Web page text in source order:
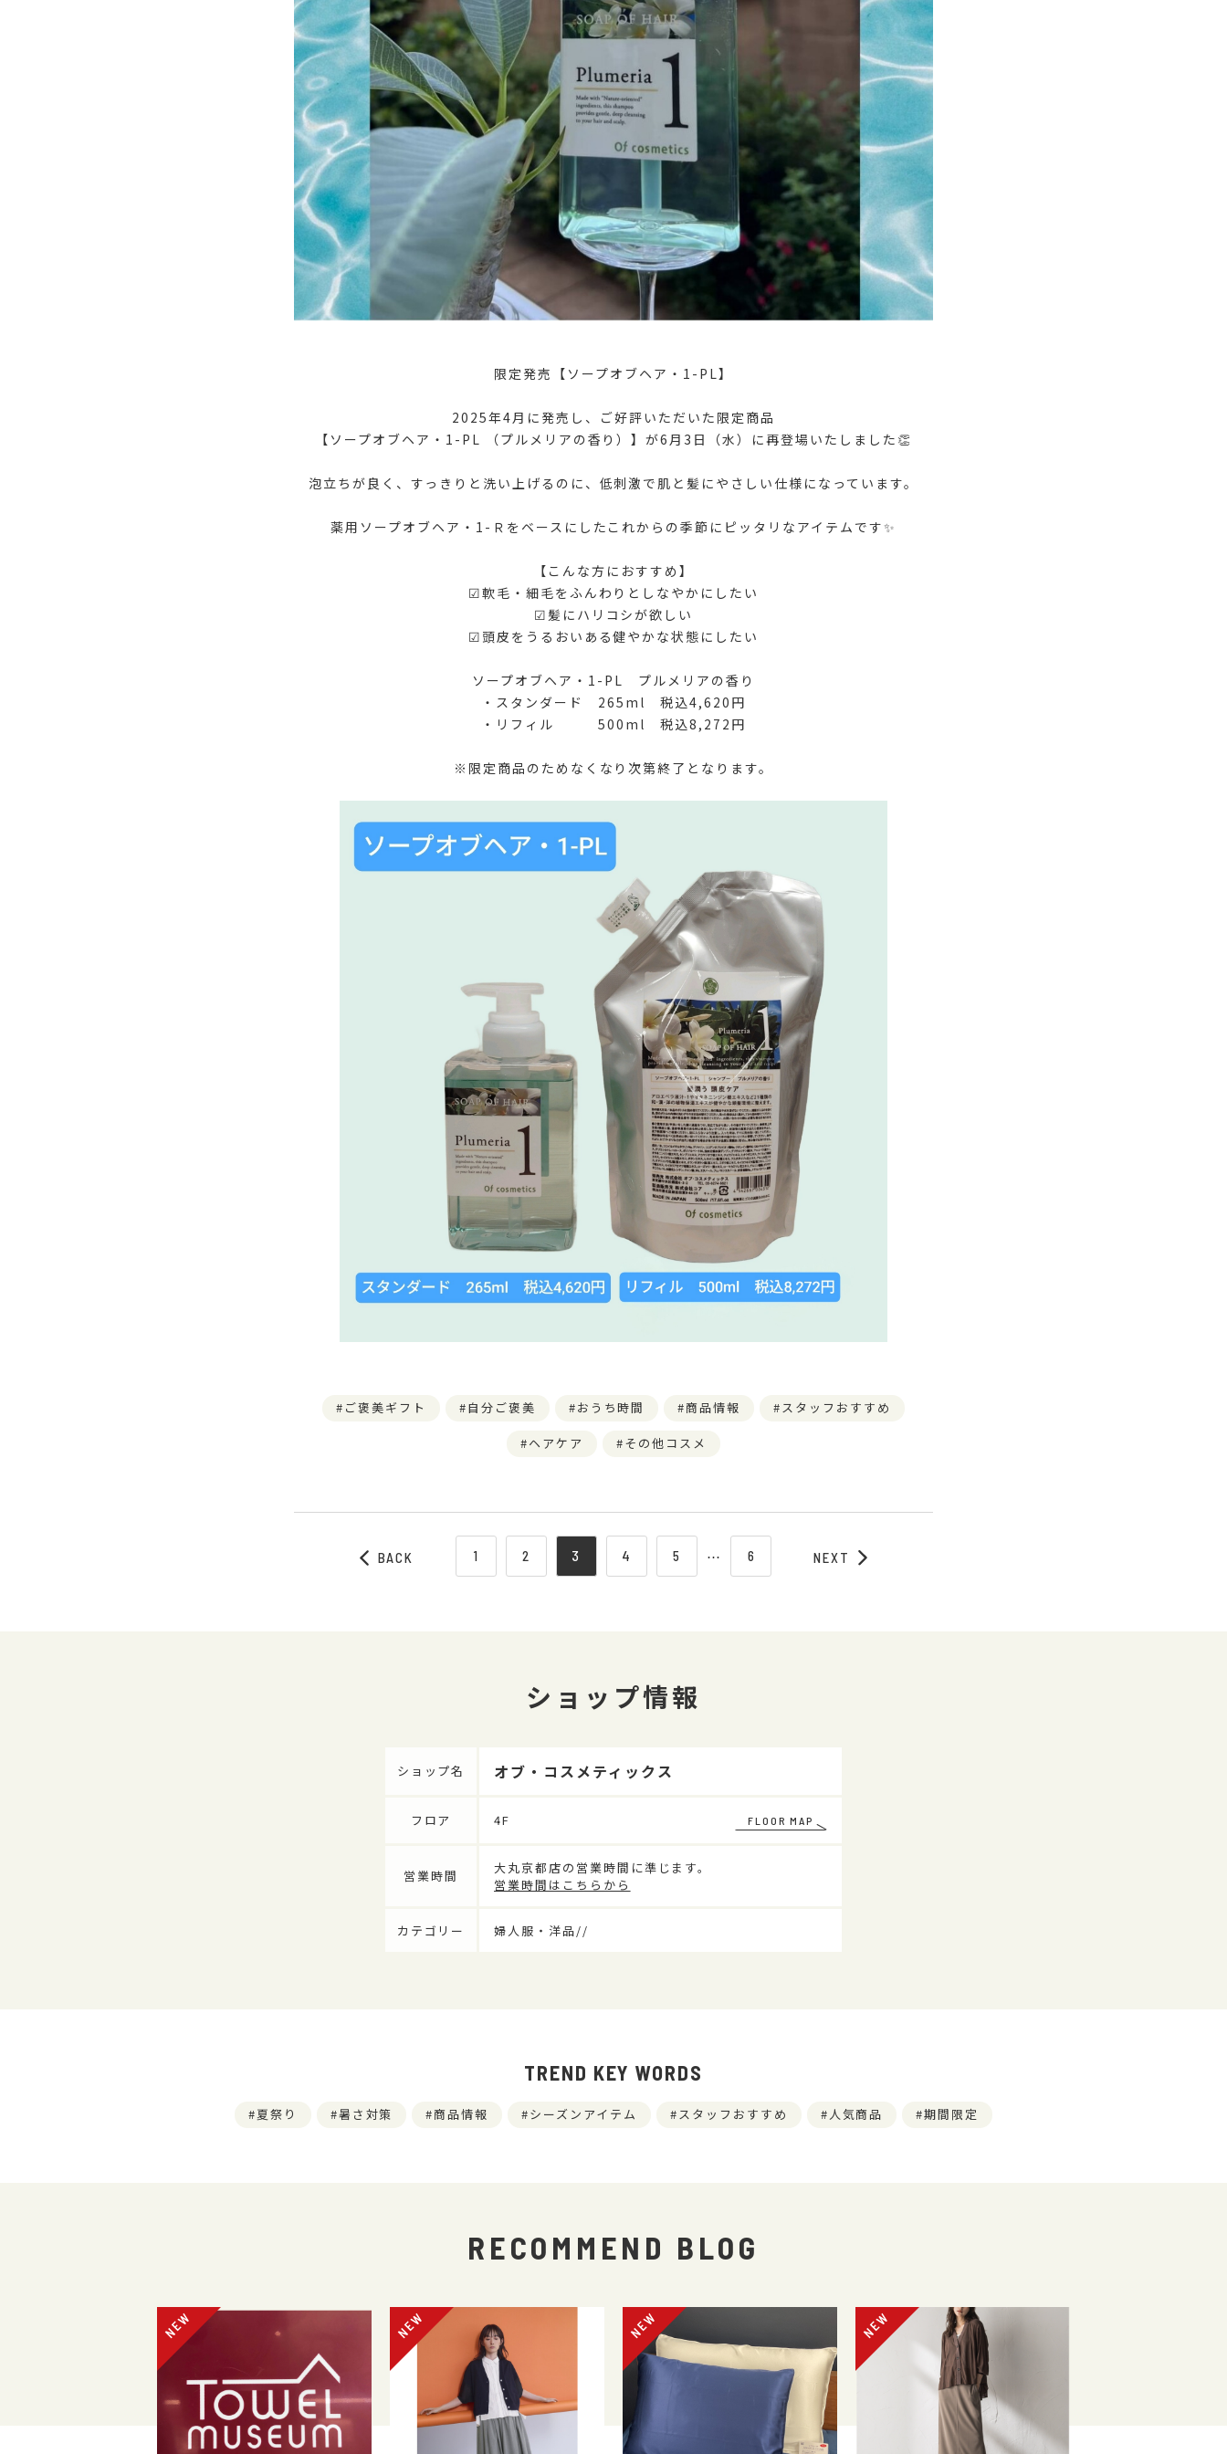
限定発売【ソープオブヘア・1-PL】
2025年4月に発売し、ご好評いただいた限定商品
【ソープオブヘア・1-PL （プルメリアの香り）】が6月3日（水）に再登場いたしました👏
泡立ちが良く、すっきりと洗い上げるのに、低刺激で肌と髪にやさしい仕様になっています。
薬用ソープオブヘア・1-Ｒをベースにしたこれからの季節にピッタリなアイテムです✨
【こんな方におすすめ】
☑軟毛・細毛をふんわりとしなやかにしたい
☑髪にハリコシが欲しい
☑頭皮をうるおいある健やかな状態にしたい
ソープオブヘア・1-PL プルメリアの香り
・スタンダード 265ml 税込4,620円
・リフィル 500ml 税込8,272円
※限定商品のためなくなり次第終了となります。
ご褒美ギフト 自分ご褒美 おうち時間 商品情報 スタッフおすすめ
ヘアケア その他コスメ
BACK 1 2 3 4 5 ⋯ 6 NEXT
ショップ情報
ショップ名 オブ・コスメティックス
フロア 4F FLOOR MAP
営業時間
大丸京都店の営業時間に準じます。
営業時間はこちらから
カテゴリー 婦人服・洋品//
TREND KEY WORDS
夏祭り 暑さ対策 商品情報 シーズンアイテム スタッフおすすめ 人気商品 期間限定
RECOMMEND BLOG